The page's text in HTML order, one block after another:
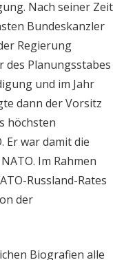
Nach seiner Zeit
Bundeskanzler
Regierung
des Planungsstabes
und im Jahr
dann der Vorsitz
höchsten
Er war damit die
Im Rahmen
Russland-Rates
der
Biografien alle